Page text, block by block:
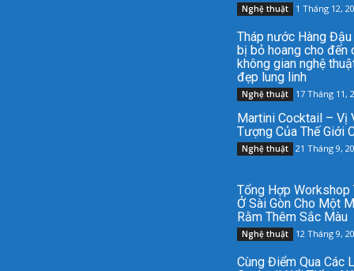
Nghệ thuật 1 Tháng 12,
Tháp nước Hàng
bị bỏ hoang cho đến
không gian nghệ
đẹp lung linh
Nghệ thuật 17 Tháng 11,
Martini Cocktail – Vị
Tượng Của Thế Giới
Nghệ thuật 21 Tháng 9,
Tổng Hợp Workshop
Ở Sài Gòn Cho Một
Rằm Thêm Sắc Màu
Nghệ thuật 12 Tháng 9,
Cùng Điểm Qua Các